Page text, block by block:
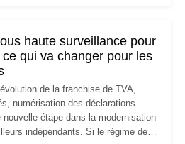
haute surveillance pour
qui va changer pour les
de la franchise de TVA,
numérisation des déclarations…
nouvelle étape dans la modernisation
indépendants. Si le régime de